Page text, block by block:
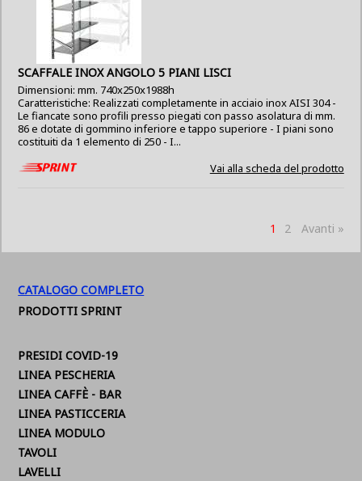
SCAFFALE INOX ANGOLO 5 PIANI LISCI
Dimensioni: mm. 740x250x1988h
Caratteristiche: Realizzati completamente in acciaio inox AISI 304 -
Le fiancate sono profili presso piegati con passo asolatura di mm.
86 e dotate di gommino inferiore e tappo superiore - I piani sono
costituiti da 1 elemento di 250 - I...
Vai alla scheda del prodotto
1 2 Avanti »
CATALOGO COMPLETO
PRODOTTI SPRINT
PRESIDI COVID-19
LINEA PESCHERIA
LINEA CAFFÈ - BAR
LINEA PASTICCERIA
LINEA MODULO
TAVOLI
LAVELLI